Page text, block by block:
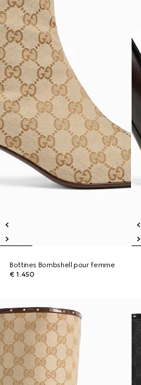
Bottines Bombshell pour femme
€ 1.450